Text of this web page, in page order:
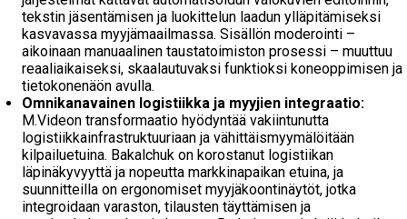
tekstin jäsentämisen ja luokittelun laadun ylläpitämiseksi
kasvavassa myyjämaailmassa. Sisällön moderointi –
aikoinaan manuaalinen taustatoimiston prosessi – muuttuu
reaaliaikaiseksi, skaalautuvaksi funktioksi koneoppimisen ja
tietokonenäön avulla.
Omnikanavainen logistiikka ja myyjien integraatio:
M.Videon transformaatio hyödyntää vakiintunutta
logistiikkainfrastruktuuriaan ja vähittäismyymälöitään
kilpailuetuina. Bakalchuk on korostanut logistiikan
läpinäkyvyyttä ja nopeutta markkinapaikan etuina, ja
suunnitteilla on ergonomiset myyjäkoontinäytöt, jotka
integroidaan varaston, tilausten täyttämisen ja